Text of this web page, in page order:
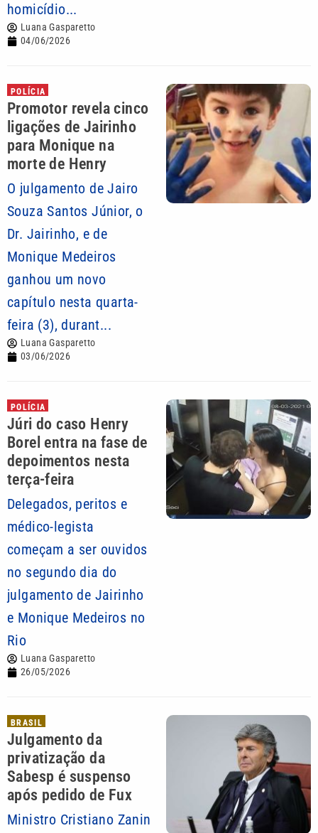
homicídio...
Luana Gasparetto
04/06/2026
POLÍCIA
Promotor revela cinco
ligações de Jairinho
para Monique na
morte de Henry
O julgamento de Jairo
Souza Santos Júnior, o
Dr. Jairinho, e de
Monique Medeiros
ganhou um novo
capítulo nesta quarta-
feira (3), durant...
Luana Gasparetto
03/06/2026
POLÍCIA
Júri do caso Henry
Borel entra na fase de
depoimentos nesta
terça-feira
Delegados, peritos e
médico-legista
começam a ser ouvidos
no segundo dia do
julgamento de Jairinho
e Monique Medeiros no
Rio
Luana Gasparetto
26/05/2026
BRASIL
Julgamento da
privatização da
Sabesp é suspenso
após pedido de Fux
Ministro Cristiano Zanin